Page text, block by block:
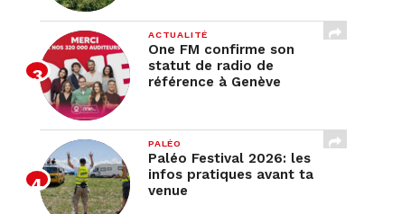
ACTUALITÉ
One FM confirme son
statut de radio de
référence à Genève
PALÉO
Paléo Festival 2026: les
infos pratiques avant ta
venue